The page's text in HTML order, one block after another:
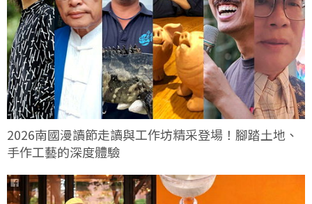
2026南國漫讀節走讀與工作坊精采登場！腳踏土地、
手作工藝的深度體驗